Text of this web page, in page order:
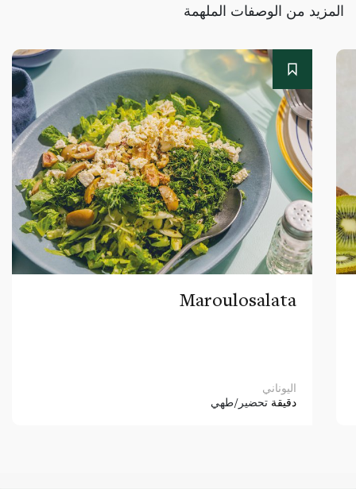
المزيد من الوصفات الملهمة
Maroulosalata
اليوناني
دقيقة تحضير/طهي